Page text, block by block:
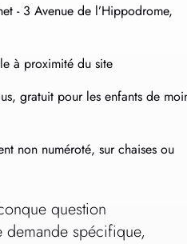
- 3 Avenue de l’Hippodrome,
à proximité du site
gratuit pour les enfants de
non numéroté, sur chaises ou
question
demande spécifique,